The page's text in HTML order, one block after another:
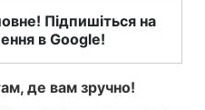
Підпишіться на
в Google!
де вам зручно!